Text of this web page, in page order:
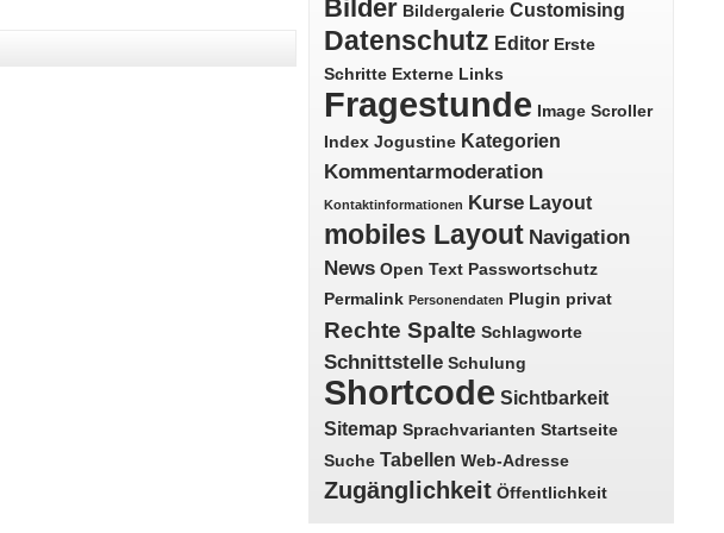
Bilder Bildergalerie Customising
Datenschutz Editor Erste
Schritte Externe Links
Fragestunde
Image Scroller
Index Jogustine Kategorien
Kommentarmoderation
Kontaktinformationen Kurse Layout
mobiles Layout Navigation
News Open Text Passwortschutz
Permalink Personendaten Plugin privat
Rechte Spalte Schlagworte
Schnittstelle Schulung
Shortcode Sichtbarkeit
Sitemap Sprachvarianten Startseite
Suche Tabellen Web-Adresse
Zugänglichkeit Öffentlichkeit